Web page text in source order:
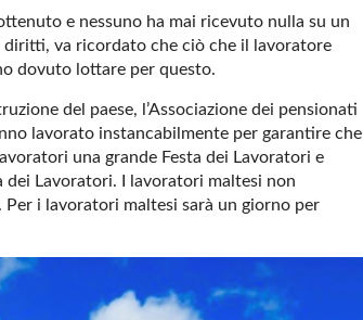
e nessuno ha mai ricevuto nulla su un
diritti, va ricordato che ciò che il lavoratore
dovuto lottare per questo.
del paese, l’Associazione dei pensionati
lavorato instancabilmente per garantire che
una grande Festa dei Lavoratori e
dei Lavoratori. I lavoratori maltesi non
i lavoratori maltesi sarà un giorno per